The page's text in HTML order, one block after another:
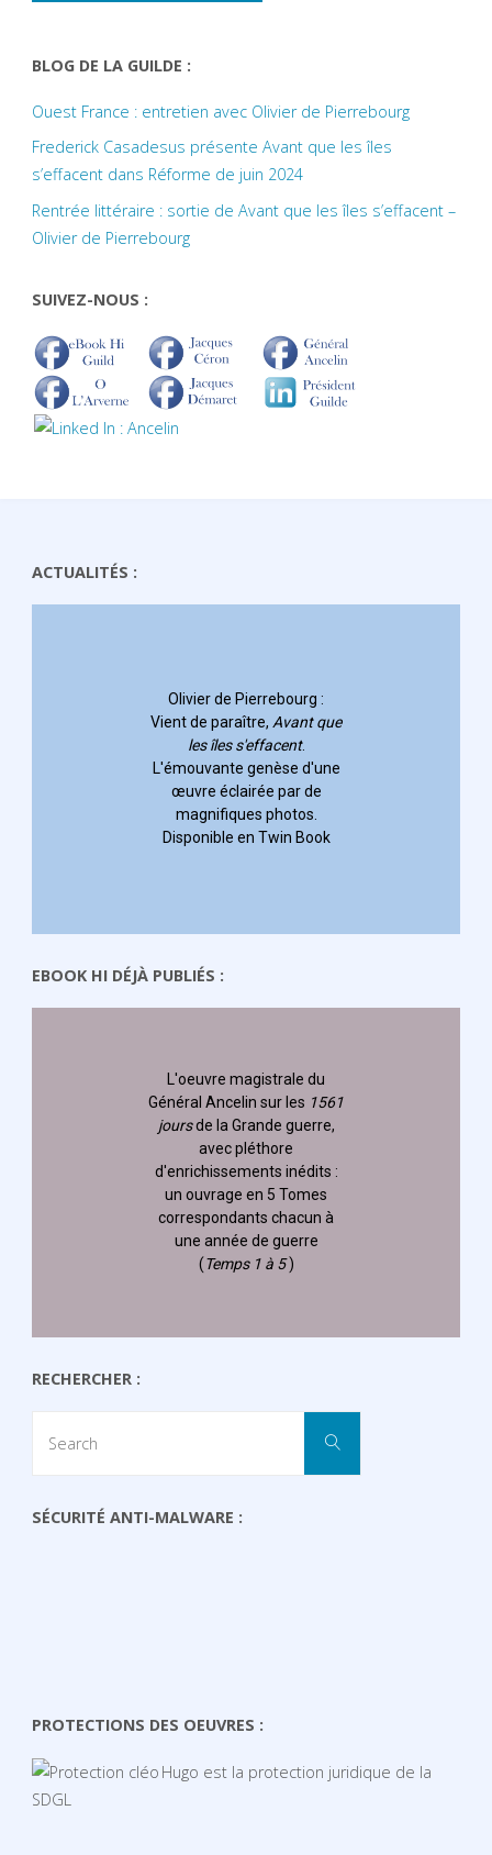
BLOG DE LA GUILDE :
Ouest France : entretien avec Olivier de Pierrebourg
Frederick Casadesus présente Avant que les îles
s’effacent dans Réforme de juin 2024
Rentrée littéraire : sortie de Avant que les îles s’effacent –
Olivier de Pierrebourg
SUIVEZ-NOUS :
ACTUALITÉS :
EBOOK HI DÉJÀ PUBLIÉS :
L'oeuvre magistrale du
Général Ancelin sur les 1561
joursde la Grande guerre,
avec pléthore
d'enrichissements inédits :
un ouvrage en 5 Tomes
correspondants chacun à
une année de guerre
(Temps 1 à 5)
RECHERCHER :
Search
SÉCURITÉ ANTI-MALWARE :
PROTECTIONS DES OEUVRES :
Hugo est la protection juridique de la
SDGL